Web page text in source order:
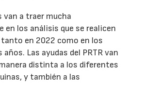
van a traer mucha
en los análisis que se realicen
tanto en 2022 como en los
Las ayudas del PRTR van
distinta a los diferentes
y también a las